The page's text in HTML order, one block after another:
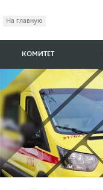
На главную
КОМИТЕТ